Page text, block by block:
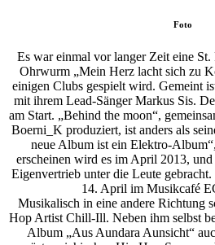
Foto
Es war einmal vor langer Zeit eine
Ohrwurm „Mein Herz lacht sich zu
einigen Clubs gespielt wird. Gemeint
mit ihrem Lead-Sänger Markus Sis.
am Start. „Behind the moon“,
Boerni_K produziert, ist anders als
neue Album ist ein Elektro-
erscheinen wird es im April 2013,
Eigenvertrieb unter die Leute
14. April im Musikcafé
Musikalisch in eine andere Richtung
Hop Artist Chill-Ill. Neben ihm selbst
Album „Aus Aundara Aunsicht“